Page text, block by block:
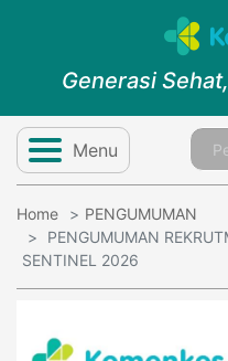
Generasi
Menu
Home
PENGUMUMAN
PENGUMUMAN
SENTINEL 2026